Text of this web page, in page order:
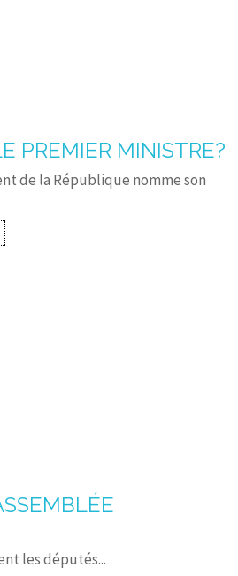
PREMIER MINISTRE?
de la République nomme son
les députés...